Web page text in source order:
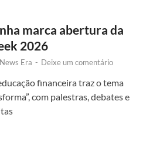
marca abertura da
2026
News Era - Deixe um comentário
financeira traz o tema
com palestras, debates e